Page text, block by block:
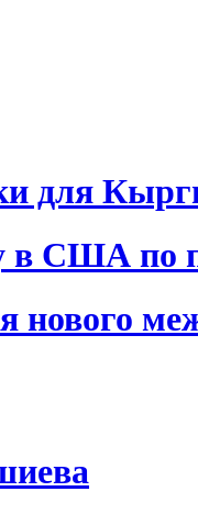
для
в США по